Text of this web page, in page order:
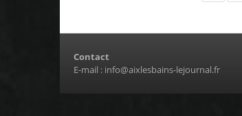
Contact
E-mail : info@aixlesbains-lejournal.fr